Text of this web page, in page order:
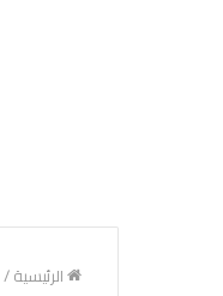
الرئيسية/